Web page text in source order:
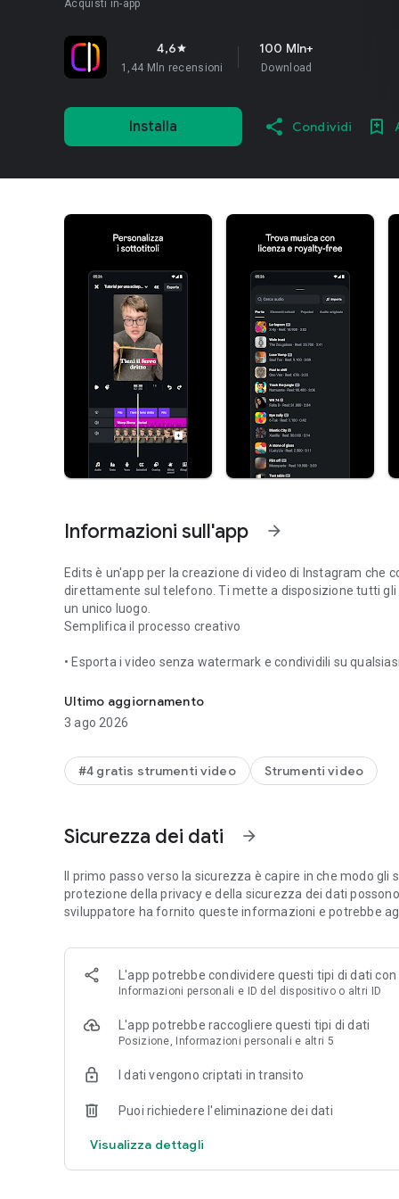
Acquisti in-app
4,6star
1,44 Mln recensioni
100 Mln+
Download
Installa Condividi
Informazioni sull'app arrow_forward
Edits è un'app per la creazione di video di Instagram
direttamente sul telefono. Ti mette a disposizione tutti
un unico luogo.
Semplifica il processo creativo
• Esporta i video senza watermark e condividili su
• Acquisisci clip di qualità elevata fino a 10 minuti e
• Condividi facilmente su Instagram.
• Modifica i video con una precisione al fotogramma.
• Dai vita alle tue immagini grazie all'animazione IA.
• Scegli tra una gamma di caratteri, effetti sonori e
• Migliora l'audio per rendere più nitido il suono delle
• Genera automaticamente i sottotitoli e personalizzane
Prendi decisioni consapevoli sulla strategia creativa
• Monitora le prestazioni dei tuoi reel con una
• Visualizza una descrizione dettagliata sulle interazioni
• Comprendi i fattori che possono avere un impatto
• Pianifica i tuoi prossimi video in base ai contenuti
Ultimo aggiornamento
3 ago 2026
#4 gratis strumenti video Strumenti video
Sicurezza dei dati arrow_forward
Il primo passo verso la sicurezza è capire in che modo
protezione della privacy e della sicurezza dei dati
sviluppatore ha fornito queste informazioni e potrebbe
L'app potrebbe condividere questi tipi di dati
Informazioni personali e ID del dispositivo o altri ID
L'app potrebbe raccogliere questi tipi di dati
Posizione, Informazioni personali e altri 5
I dati vengono criptati in transito
Puoi richiedere l'eliminazione dei dati
Visualizza dettagli